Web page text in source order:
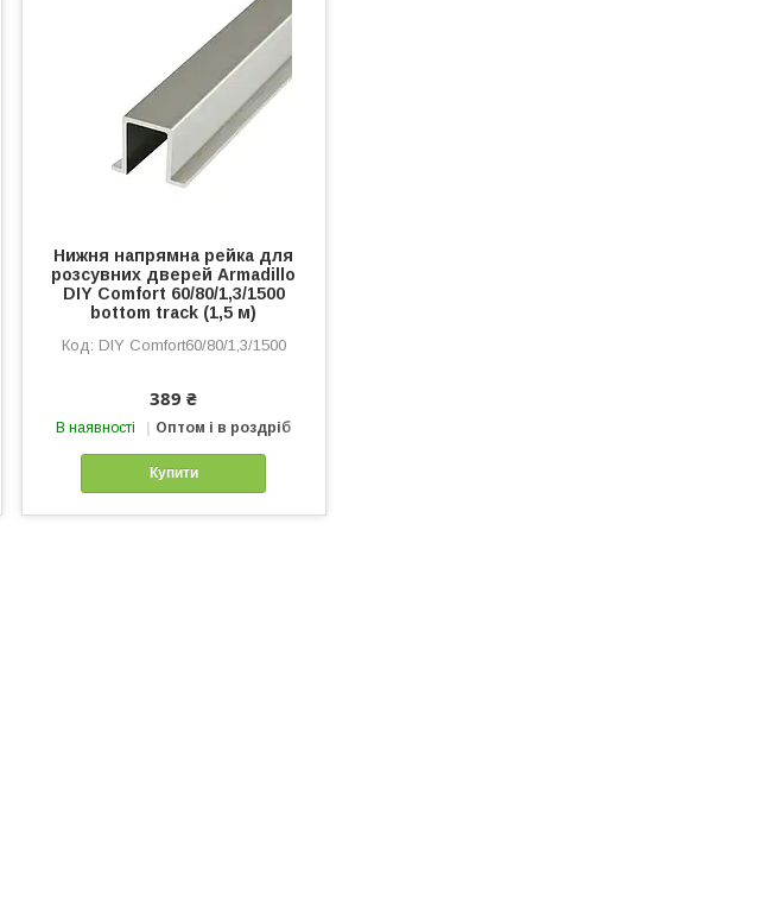
Нижня напрямна рейка для
розсувних дверей Armadillo
DIY Comfort 60/80/1,3/1500
bottom track (1,5 м)
DIY Comfort60/80/1,3/1500
389 ₴
В наявності Оптом і в роздріб
Купити